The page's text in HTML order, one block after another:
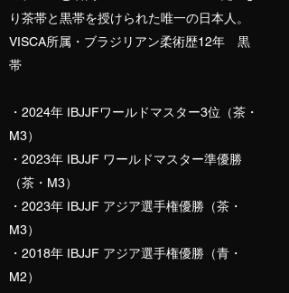
り茶帯と黒帯を授けられた唯一の日本人。
​VISCA所属・ ブラジリアン柔術歴12年 黒
帯
​・2024年 IBJJFワールドマスター3位（茶・
M3）
​・2023年 IBJJF ワールドマスター準優勝
（茶・M3）
・ 2023年 IBJJF ​ アジア選手権優勝（茶・
M3）
・2018年 IBJJF アジア選手権優勝（青・
M2）